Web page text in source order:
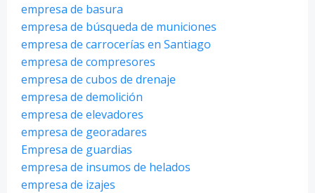
empresa de basura
empresa de búsqueda de municiones
empresa de carrocerías en Santiago
empresa de compresores
empresa de cubos de drenaje
empresa de demolición
empresa de elevadores
empresa de georadares
Empresa de guardias
empresa de insumos de helados
empresa de izajes